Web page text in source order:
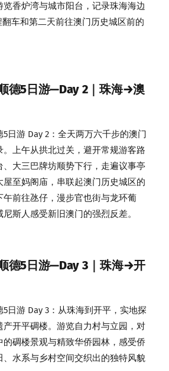
览香炉湾与城市阳台，记录珠海海边
翻车和第二天前往澳门历史城区前的
德5日游—Day 2｜珠海→澳
日游 Day 2：全天两万六千步的澳门
。上午从拱北过关，避开常规游客路
、大三巴牌坊顺势下行，走遍议事亭
屋至妈阁庙，串联起澳门历史城区的
午前往氹仔，漫步官也街与龙环葡
斯人感受新旧澳门的强烈反差。
德5日游—Day 3｜珠海→开
5日游 Day 3：从珠海到开平，实地探
产开平碉楼。游览自力村与立园，对
的碉楼景观与精致华侨园林，感受侨
、水系与乡村空间交织出的独特风貌